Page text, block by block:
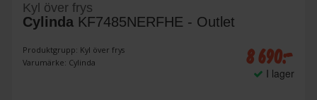
Kyl över frys
Cylinda KF7485NERFHE - Outlet
Produktgrupp: Kyl över frys
Varumärke: Cylinda
8 690:-
I lager